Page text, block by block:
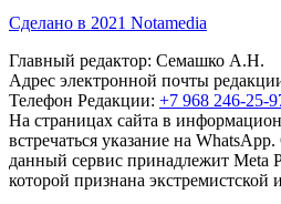
Сделано в 2021 Notamedia
Главный редактор: Семашко А.Н.
Адрес электронной почты
Телефон Редакции: +7 968 246-25-
На страницах сайта в
встречаться указание на
данный сервис принадлежит Meta
которой признана